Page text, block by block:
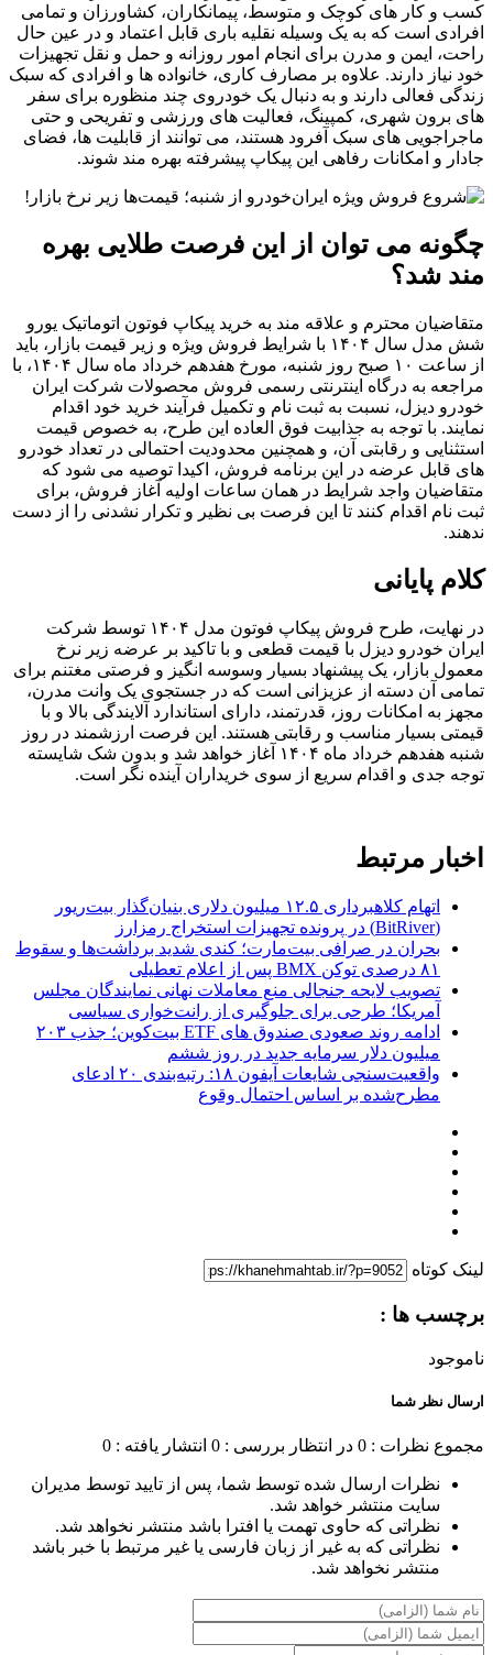
کسب و کار های کوچک و متوسط، پیمانکاران، کشاورزان و تمامی
افرادی است که به یک وسیله نقلیه باری قابل اعتماد و در عین حال
راحت، ایمن و مدرن برای انجام امور روزانه و حمل و نقل تجهیزات
خود نیاز دارند. علاوه بر مصارف کاری، خانواده ها و افرادی که سبک
زندگی فعالی دارند و به دنبال یک خودروی چند منظوره برای سفر
های برون شهری، کمپینگ، فعالیت های ورزشی و تفریحی و حتی
ماجراجویی های سبک آفرود هستند، می توانند از قابلیت ها، فضای
جادار و امکانات رفاهی این پیکاپ پیشرفته بهره مند شوند.
چگونه می توان از این فرصت طلایی بهره
مند شد؟
متقاضیان محترم و علاقه مند به خرید پیکاپ فوتون اتوماتیک یورو
شش مدل سال ۱۴۰۴ با شرایط فروش ویژه و زیر قیمت بازار، باید
از ساعت ۱۰ صبح روز شنبه، مورخ هفدهم خرداد ماه سال ۱۴۰۴، با
مراجعه به درگاه اینترنتی رسمی فروش محصولات شرکت ایران
خودرو دیزل، نسبت به ثبت نام و تکمیل فرآیند خرید خود اقدام
نمایند. با توجه به جذابیت فوق العاده این طرح، به خصوص قیمت
استثنایی و رقابتی آن، و همچنین محدودیت احتمالی در تعداد خودرو
های قابل عرضه در این برنامه فروش، اکیدا توصیه می شود که
متقاضیان واجد شرایط در همان ساعات اولیه آغاز فروش، برای
ثبت نام اقدام کنند تا این فرصت بی نظیر و تکرار نشدنی را از دست
ندهند.
کلام پایانی
در نهایت، طرح فروش پیکاپ فوتون مدل ۱۴۰۴ توسط شرکت
ایران خودرو دیزل با قیمت قطعی و با تاکید بر عرضه زیر نرخ
معمول بازار، یک پیشنهاد بسیار وسوسه انگیز و فرصتی مغتنم برای
تمامی آن دسته از عزیزانی است که در جستجوی یک وانت مدرن،
مجهز به امکانات روز، قدرتمند، دارای استاندارد آلایندگی بالا و با
قیمتی بسیار مناسب و رقابتی هستند. این فرصت ارزشمند در روز
شنبه هفدهم خرداد ماه ۱۴۰۴ آغاز خواهد شد و بدون شک شایسته
توجه جدی و اقدام سریع از سوی خریداران آینده نگر است.
اخبار مرتبط
اتهام کلاهبرداری ۱۲.۵ میلیون دلاری بنیان‌گذار بیت‌ریور
(BitRiver) در پرونده تجهیزات استخراج رمزارز
بحران در صرافی بیت‌مارت؛ کندی شدید برداشت‌ها و سقوط
۸۱ درصدی توکن BMX پس از اعلام تعطیلی
تصویب لایحه جنجالی منع معاملات نهانی نمایندگان مجلس
آمریکا؛ طرحی برای جلوگیری از رانت‌خواری سیاسی
ادامه روند صعودی صندوق‌ های ETF بیت‌کوین؛ جذب ۲۰۳
میلیون دلار سرمایه جدید در روز ششم
واقعیت‌سنجی شایعات آیفون ۱۸: رتبه‌بندی ۲۰ ادعای
مطرح‌شده بر اساس احتمال وقوع
لینک کوتاه
برچسب ها :
ناموجود
ارسال نظر شما
مجموع نظرات : 0 در انتظار بررسی : 0 انتشار یافته : 0
نظرات ارسال شده توسط شما، پس از تایید توسط مدیران
سایت منتشر خواهد شد.
نظراتی که حاوی تهمت یا افترا باشد منتشر نخواهد شد.
نظراتی که به غیر از زبان فارسی یا غیر مرتبط با خبر باشد
منتشر نخواهد شد.